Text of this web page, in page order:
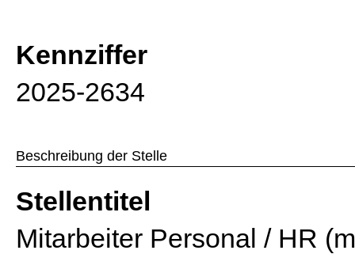
Kennziffer
2025-2634
Beschreibung der Stelle
Stellentitel
Mitarbeiter Personal / HR